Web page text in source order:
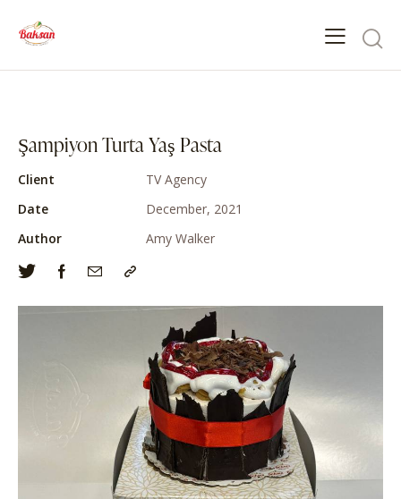
Şampiyon Turta Yaş Pasta
Client
TV Agency
Date
December, 2021
Author
Amy Walker